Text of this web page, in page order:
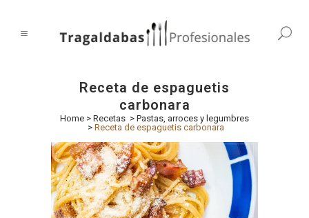
Receta de espaguetis
carbonara
Home > Recetas > Pastas, arroces y legumbres
> Receta de espaguetis carbonara